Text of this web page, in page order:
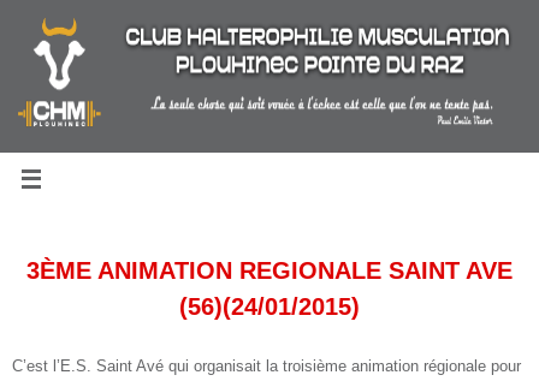
contenu
3ÈME ANIMATION REGIONALE SAINT AVE
(56)(24/01/2015)
C’est l’E.S. Saint Avé qui organisait la troisième animation régionale pour